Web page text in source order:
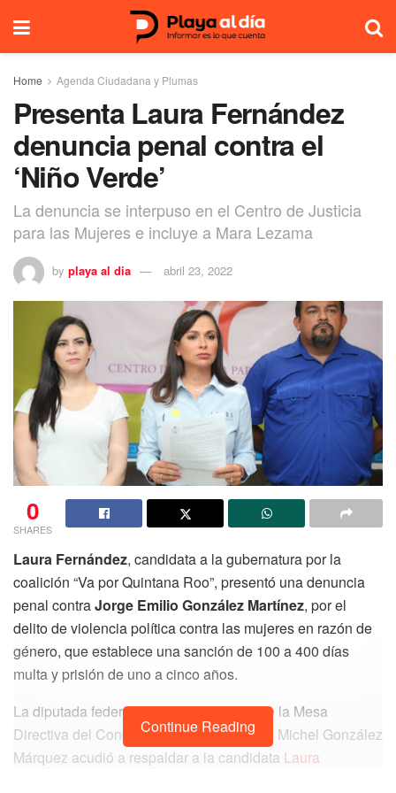
Home Agenda Ciudadana y Plumas
Presenta Laura Fernández
denuncia penal contra el
‘Niño Verde’
La denuncia se interpuso en el Centro de Justicia
para las Mujeres e incluye a Mara Lezama
by playa al dia abril 23, 2022
0
SHARES
Laura Fernández, candidata a la gubernatura por la
coalición “Va por Quintana Roo”, presentó una denuncia
penal contraJorge Emilio González Martínez, por el
delito de violencia política contra las mujeres en razón de
género, que establece una sanción de 100 a 400 días
multa y prisión de uno a cinco años.
La diputada federal del PAN secretaria de la Mesa
Directiva del Congreso de la Unión, Karla Michel González
Márquez acudió a respaldar a la candidata Laura
Continue Reading